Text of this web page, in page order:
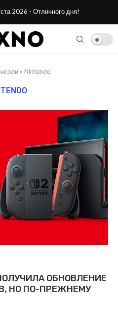
2026 - Отличного дня!
» Nintendo
ПОЛУЧИЛА ОБНОВЛЕНИЕ
НО ПО-ПРЕЖНЕМУ